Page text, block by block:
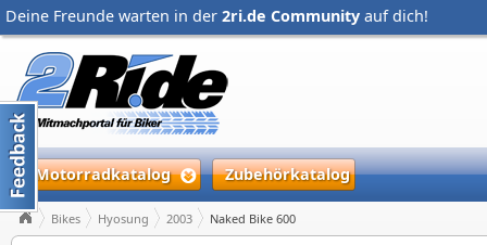
Deine Freunde warten in der 2ri.de Community auf dich!
Motorradkatalog Zubehörkatalog
Bikes Hyosung 2003 Naked Bike 600